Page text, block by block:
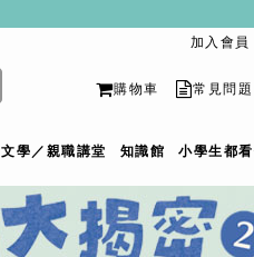
加入會員
購物車 常見問題
文學／親職講堂 知識館 小學生都